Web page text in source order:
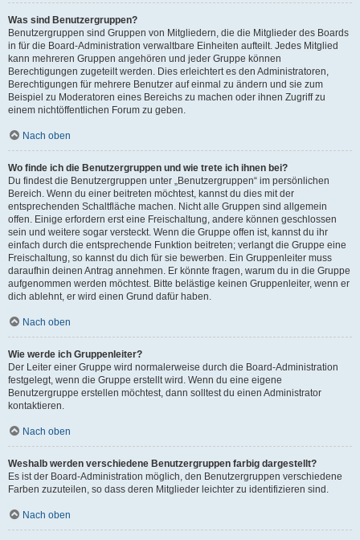
Was sind Benutzergruppen?
Benutzergruppen sind Gruppen von Mitgliedern, die die Mitglieder des Boards
in für die Board-Administration verwaltbare Einheiten aufteilt. Jedes Mitglied
kann mehreren Gruppen angehören und jeder Gruppe können
Berechtigungen zugeteilt werden. Dies erleichtert es den Administratoren,
Berechtigungen für mehrere Benutzer auf einmal zu ändern und sie zum
Beispiel zu Moderatoren eines Bereichs zu machen oder ihnen Zugriff zu
einem nichtöffentlichen Forum zu geben.
Nach oben
Wo finde ich die Benutzergruppen und wie trete ich ihnen bei?
Du findest die Benutzergruppen unter „Benutzergruppen“ im persönlichen
Bereich. Wenn du einer beitreten möchtest, kannst du dies mit der
entsprechenden Schaltfläche machen. Nicht alle Gruppen sind allgemein
offen. Einige erfordern erst eine Freischaltung, andere können geschlossen
sein und weitere sogar versteckt. Wenn die Gruppe offen ist, kannst du ihr
einfach durch die entsprechende Funktion beitreten; verlangt die Gruppe eine
Freischaltung, so kannst du dich für sie bewerben. Ein Gruppenleiter muss
daraufhin deinen Antrag annehmen. Er könnte fragen, warum du in die Gruppe
aufgenommen werden möchtest. Bitte belästige keinen Gruppenleiter, wenn er
dich ablehnt, er wird einen Grund dafür haben.
Nach oben
Wie werde ich Gruppenleiter?
Der Leiter einer Gruppe wird normalerweise durch die Board-Administration
festgelegt, wenn die Gruppe erstellt wird. Wenn du eine eigene
Benutzergruppe erstellen möchtest, dann solltest du einen Administrator
kontaktieren.
Nach oben
Weshalb werden verschiedene Benutzergruppen farbig dargestellt?
Es ist der Board-Administration möglich, den Benutzergruppen verschiedene
Farben zuzuteilen, so dass deren Mitglieder leichter zu identifizieren sind.
Nach oben